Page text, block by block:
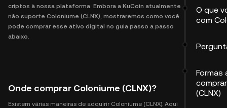
criptos à nossa plataforma. Embora a KuCoin atualmente
não suporte Coloniume (CLNX), mostraremos como você
pode comprar esse ativo digital no guia passo a passo
abaixo.
Onde comprar Coloniume (CLNX)?
Existem várias maneiras de adquirir Coloniume (CLNX). Aqui
O que
com
Formas
(CLNX)